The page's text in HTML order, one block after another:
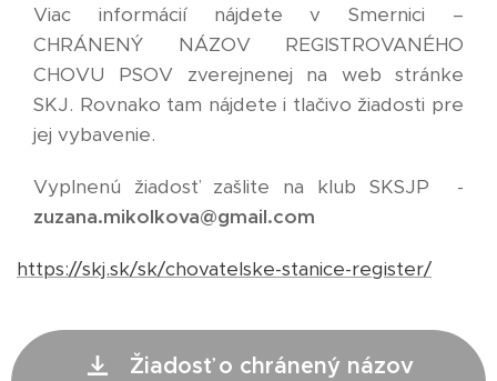
Viac informácií nájdete v Smernici –
CHRÁNENÝ NÁZOV REGISTROVANÉHO
CHOVU PSOV zverejnenej na web stránke
SKJ. Rovnako tam nájdete i tlačivo žiadosti pre
jej vybavenie.
Vyplnenú žiadosť zašlite na klub SKSJP -
zuzana.mikolkova@gmail.com
https://skj.sk/sk/chovatelske-stanice-register/
Žiadosť o chránený názov